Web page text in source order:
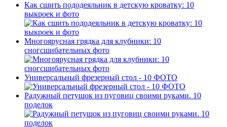
Как сшить пододеяльник в детскую кроватку: 10
выкроек и фото
Многоярусная грядка для клубники: 10
сногсшибательных фото
Универсальный фрезерный стол - 10 ФОТО
Радужный петушок из пуговиц своими руками. 10
поделок